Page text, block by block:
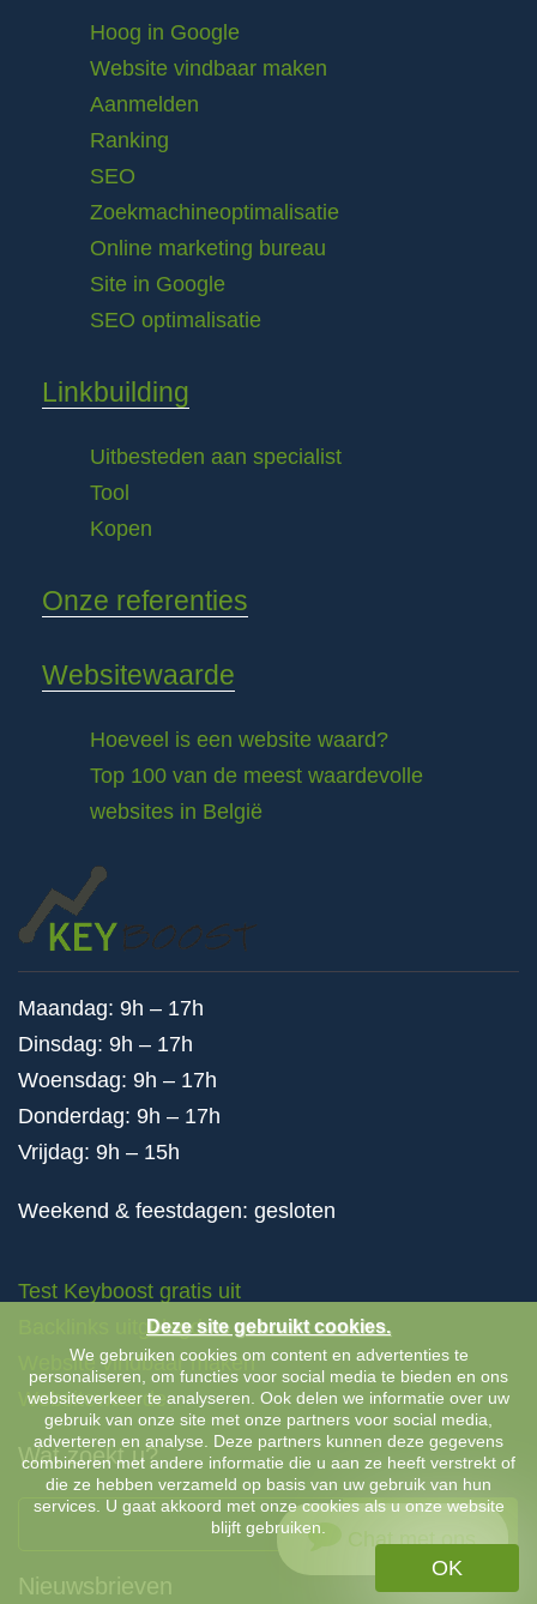
Hoog in Google
Website vindbaar maken
Aanmelden
Ranking
SEO
Zoekmachineoptimalisatie
Online marketing bureau
Site in Google
SEO optimalisatie
Linkbuilding
Uitbesteden aan specialist
Tool
Kopen
Onze referenties
Websitewaarde
Hoeveel is een website waard?
Top 100 van de meest waardevolle
websites in België
Maandag: 9h – 17h
Dinsdag: 9h – 17h
Woensdag: 9h – 17h
Donderdag: 9h – 17h
Vrijdag: 9h – 15h
Weekend & feestdagen: gesloten
Test Keyboost gratis uit
Backlinks uitgelegd
Website vindbaar maken
Websitewaarde
Wat zoekt u?
Nieuwsbrieven
Chat met ons
Deze site gebruikt cookies.
We gebruiken cookies om content en advertenties te
personaliseren, om functies voor social media te bieden en ons
websiteverkeer te analyseren. Ook delen we informatie over uw
gebruik van onze site met onze partners voor social media,
adverteren en analyse. Deze partners kunnen deze gegevens
combineren met andere informatie die u aan ze heeft verstrekt of
die ze hebben verzameld op basis van uw gebruik van hun
services. U gaat akkoord met onze cookies als u onze website
blijft gebruiken.
OK